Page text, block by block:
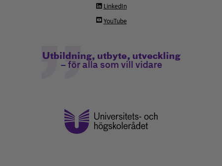
LinkedIn
YouTube
Utbildning, utbyte, utveckling
– för alla som vill vidare